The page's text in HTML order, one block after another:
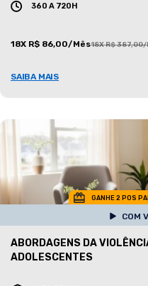
360 A 720H
18X R$ 86,00/Mês18X R$ 387,00/
SAIBA MAIS
GANHE 2 POS
COM
ABORDAGENS DA
ADOLESCENTES